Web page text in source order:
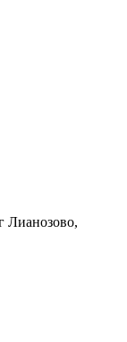
Лианозово,